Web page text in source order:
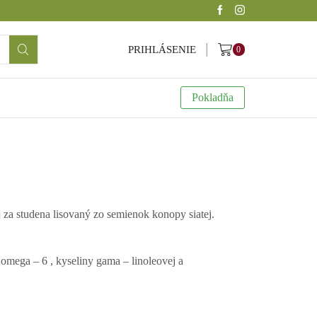
PRIHLÁSENIE 0
Pokladňa
studena lisovaný zo semienok konopy siatej.
– 6 , kyseliny gama – linoleovej a